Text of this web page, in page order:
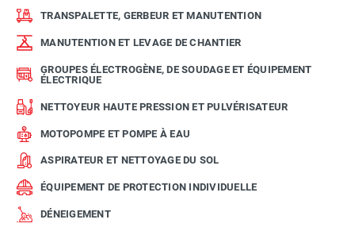
TRANSPALETTE, GERBEUR ET MANUTENTION
MANUTENTION ET LEVAGE DE CHANTIER
GROUPES ÉLECTROGÈNE, DE SOUDAGE ET ÉQUIPEMENT
ÉLECTRIQUE
NETTOYEUR HAUTE PRESSION ET PULVÉRISATEUR
MOTOPOMPE ET POMPE À EAU
ASPIRATEUR ET NETTOYAGE DU SOL
ÉQUIPEMENT DE PROTECTION INDIVIDUELLE
DÉNEIGEMENT